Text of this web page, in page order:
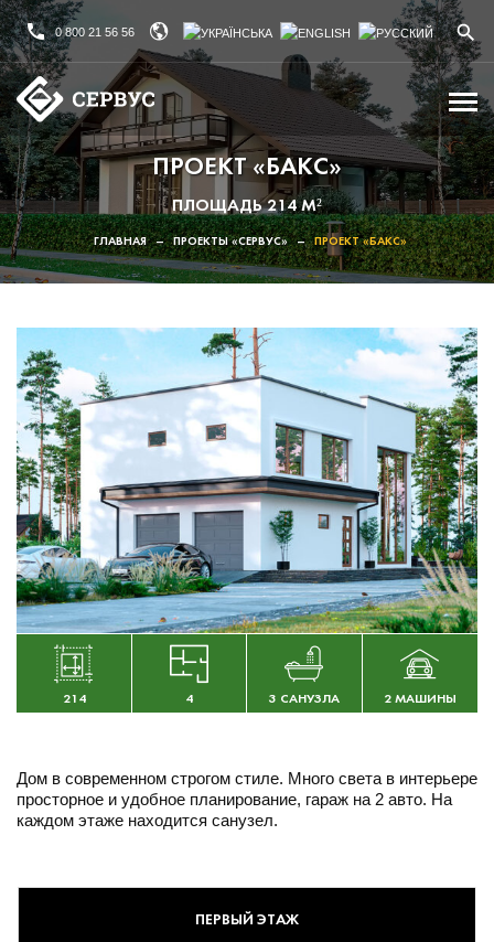
0 800 21 56 56
ПРОЕКТ «БАКС»
ПЛОЩАДЬ 214 М²
ГЛАВНАЯ – ПРОЕКТЫ «СЕРВУС» – ПРОЕКТ «БАКС»
214 4 3 САНУЗЛА 2 МАШИНЫ
Дом в современном строгом стиле. Много света в интерьере
просторное и удобное планирование, гараж на 2 авто. На
каждом этаже находится санузел.
ПЕРВЫЙ ЭТАЖ